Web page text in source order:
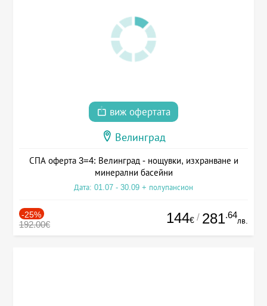
виж офертата
Велинград
СПА оферта 3=4: Велинград - нощувки, изхранване и
минерални басейни
Дата: 01.07 - 30.09 + полупансион
-25%
192.00€ 144€ / 281.64
лв.